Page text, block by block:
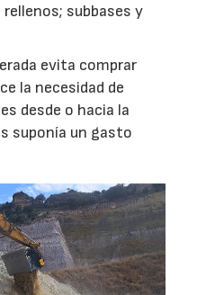
subbases y
evita comprar
la necesidad de
desde o hacia la
suponía un gasto